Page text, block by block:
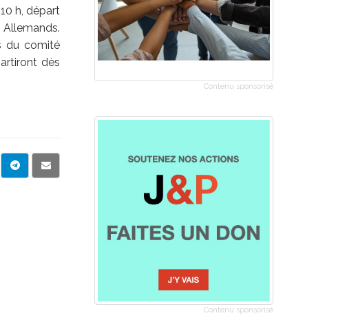
h, départ
du comité
dès
Contenu sponsorisé
Contenu sponsorisé